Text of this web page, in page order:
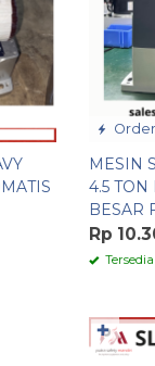
MESIN
4.5 TON
BESAR
Rp
Tersedia
✚